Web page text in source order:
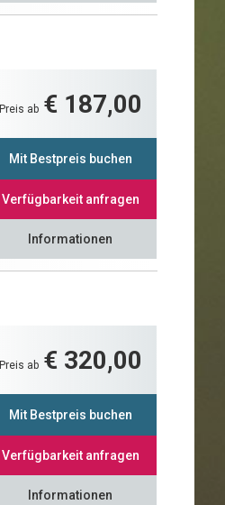
Preis ab € 187,00
Mit Bestpreis buchen
Verfügbarkeit anfragen
Informationen
Preis ab € 320,00
Mit Bestpreis buchen
Verfügbarkeit anfragen
Informationen